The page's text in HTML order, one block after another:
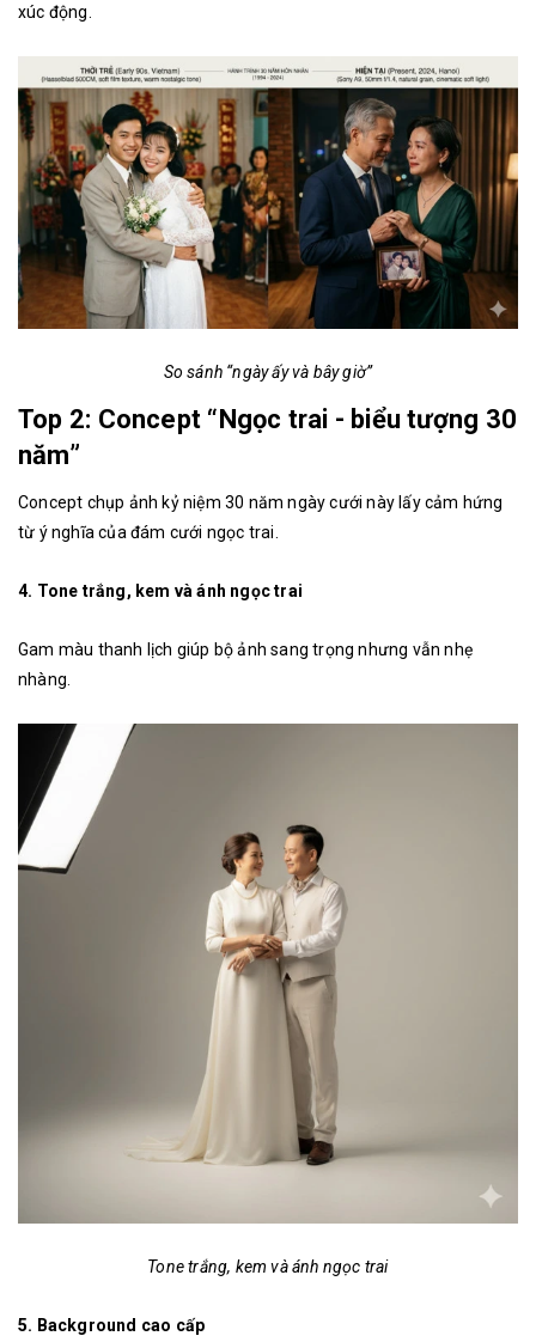
xúc động.
So sánh “ngày ấy và bây giờ”
Top 2: Concept “Ngọc trai - biểu tượng 30
năm”
Concept chụp ảnh kỷ niệm 30 năm ngày cưới này lấy cảm hứng
từ ý nghĩa của đám cưới ngọc trai.
4. Tone trắng, kem và ánh ngọc trai
Gam màu thanh lịch giúp bộ ảnh sang trọng nhưng vẫn nhẹ
nhàng.
Tone trắng, kem và ánh ngọc trai
5. Background cao cấp